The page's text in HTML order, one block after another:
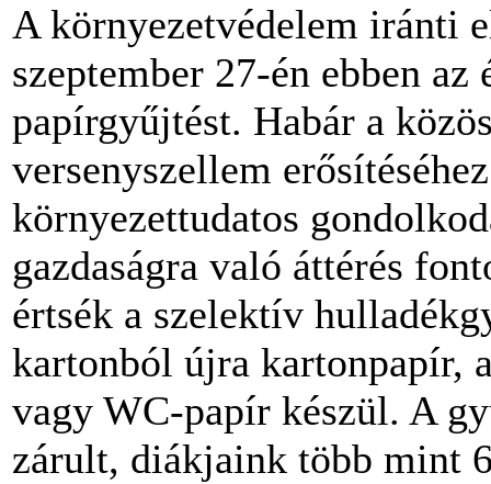
A környezetvédelem iránti
szeptember 27-én ebben
papírgyűjtést. Habár a
versenyszellem
környezettudatos
gazdaságra való áttérés
értsék a szelektív
kartonból újra kartonpapír,
vagy WC-papír készül. A
zárult, diákjaink több mint